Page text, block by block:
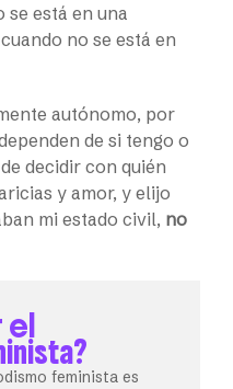
se está en una
no se está en
autónomo, por
de si tengo o
decidir con quién
y amor, y elijo
mi estado civil, no
el
feminista es